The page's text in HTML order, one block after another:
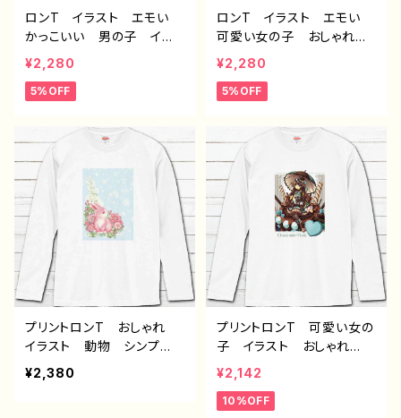
ロンT イラスト エモい
かっこいい 男の子 イケ
メン おしゃれ ショタ か
わいい メンズ レディー
ス 白 おすすめ 個性
ー クリエイター 絵師
オリジナル デザイン グッ
ズ 長袖Tシャツ ロングT
シャツ タイトル：フェアリウ
ム(青) 作：アナ F-5
¥2,280
5%OFF
ロンT イラスト エモい
可愛い女の子 おしゃれ
かわいい メンズ レディ
ース 白 おすすめ 個性
的 人気 イラストレータ
オリジナル デザイン グッ
ズ 長袖Tシャツ ロングT
シャツ タイトル： フェアリ
ウム(橙) 作：アナ F-5
¥2,280
5%OFF
プリントロンT おしゃれ
イラスト 動物 シンプ
ル うさぎ ウサギ 兎
花柄 綺麗 おしゃれ か
¥2,380
プリントロンT 可愛い女の
子 イラスト おしゃれ
服 チョコミント スイー
ツ 少女 ゴスロリ クラ
ロリ かわいい kawaii
¥2,142
10%OFF